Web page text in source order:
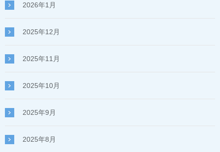
2026年1月
2025年12月
2025年11月
2025年10月
2025年9月
2025年8月